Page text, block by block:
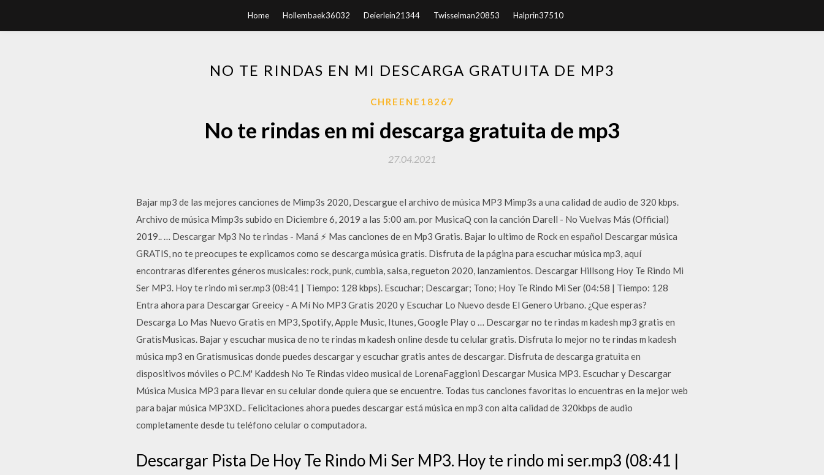
Home Hollembaek36032 Deierlein21344 Twisselman20853 Halprin37510
NO TE RINDAS EN MI DESCARGA GRATUITA DE MP3
CHREENE18267
No te rindas en mi descarga gratuita de mp3
27.04.2021
Bajar mp3 de las mejores canciones de Mimp3s 2020, Descargue el archivo de música MP3 Mimp3s a una calidad de audio de 320 kbps.
Archivo de música Mimp3s subido en Diciembre 6, 2019 a las 5:00 am. por MusicaQ con la canción Darell - No Vuelvas Más (Official)
2019.. … Descargar Mp3 No te rindas - Maná ⚡️ Mas canciones de en Mp3 Gratis. Bajar lo ultimo de Rock en español Descargar música
GRATIS, no te preocupes te explicamos como se descarga música gratis. Disfruta de la página para escuchar música mp3, aquí
encontraras diferentes géneros musicales: rock, punk, cumbia, salsa, regueton 2020, lanzamientos. Descargar Hillsong Hoy Te Rindo Mi
Ser MP3. Hoy te rindo mi ser.mp3 (08:41 | Tiempo: 128 kbps). Escuchar; Descargar; Tono; Hoy Te Rindo Mi Ser (04:58 | Tiempo: 128
Entra ahora para Descargar Greeicy - A Mí No MP3 Gratis 2020 y Escuchar Lo Nuevo desde El Genero Urbano. ¿Que esperas?
Descarga Lo Mas Nuevo Gratis en MP3, Spotify, Apple Music, Itunes, Google Play o … Descargar no te rindas m kadesh mp3 gratis en
GratisMusicas. Bajar y escuchar musica de no te rindas m kadesh online desde tu celular gratis. Disfruta lo mejor no te rindas m kadesh
música mp3 en Gratismusicas donde puedes descargar y escuchar gratis antes de descargar. Disfruta de descarga gratuita en
dispositivos móviles o PC.M' Kaddesh No Te Rindas video musical de LorenaFaggioni Descargar Musica MP3. Escuchar y Descargar
Música Musica MP3 para llevar en su celular donde quiera que se encuentre. Todas tus canciones favoritas lo encuentras en la mejor web
para bajar música MP3XD.. Felicitaciones ahora puedes descargar está música en mp3 con alta calidad de 320kbps de audio
completamente desde tu teléfono celular o computadora.
Descargar Pista De Hoy Te Rindo Mi Ser MP3. Hoy te rindo mi ser.mp3 (08:41 |